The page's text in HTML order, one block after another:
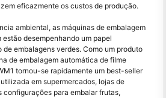
eficazmente os custos de produção.
ambiental, as máquinas de embalagem
desempenhando um papel
embalagens verdes. Como um produto
de embalagem automática de filme
tornou-se rapidamente um best-seller
em supermercados, lojas de
configurações para embalar frutas,